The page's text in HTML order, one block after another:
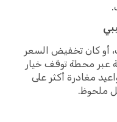
أو كان تخفيض السعر
عبر محطة توقف خيار
مغادرة أكثر على
ملحوظ.